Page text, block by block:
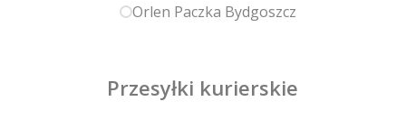
Orlen Paczka Bydgoszcz
Przesyłki kurierskie